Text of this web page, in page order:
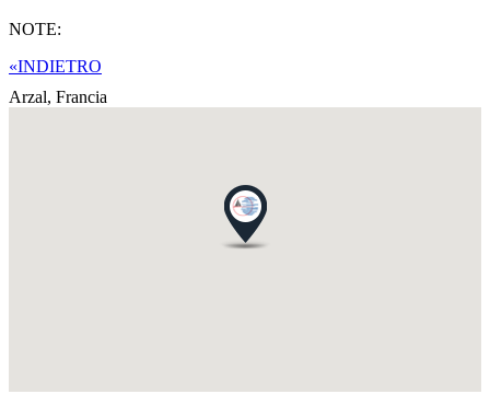
NOTE:
«INDIETRO
Arzal, Francia